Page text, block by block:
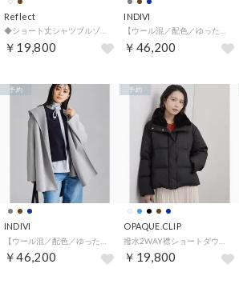
Reflect
￥19,800
INDIVI
￥46,200
INDIVI
￥46,200
予約
OPAQUE.CLIP
￥19,800
予約